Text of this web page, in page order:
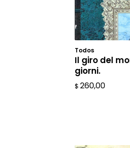
Todos
Il giro del
giorni.
$ 260,00